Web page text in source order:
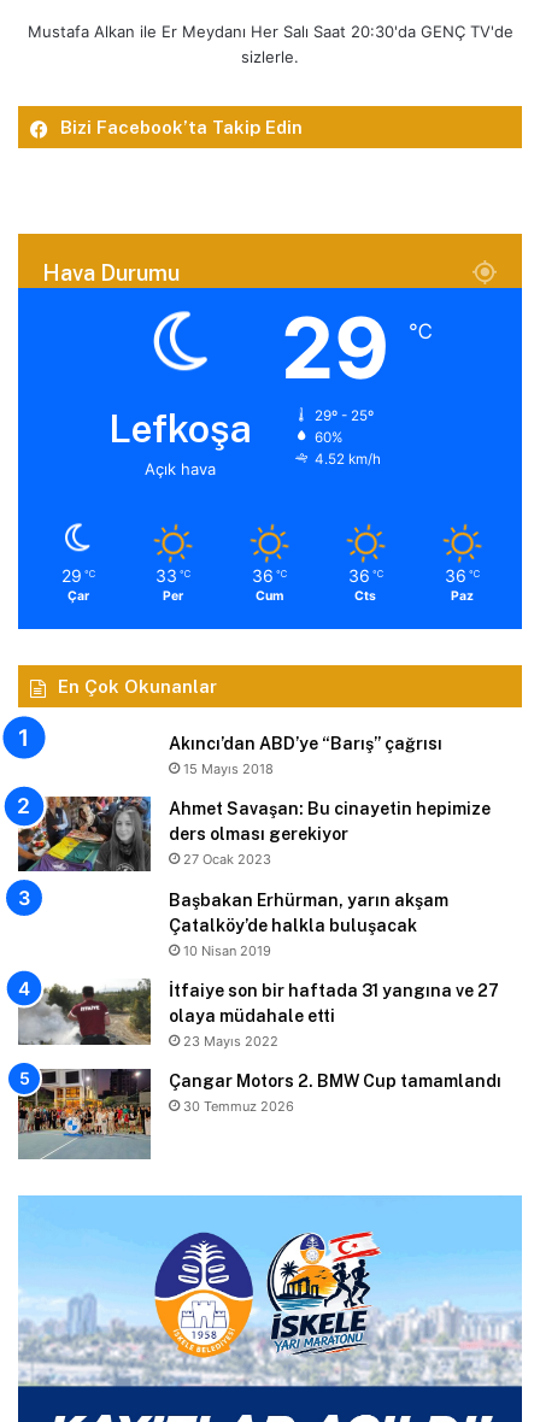
Mustafa Alkan ile Er Meydanı Her Salı Saat 20:30'da GENÇ TV'de
sizlerle.
Bizi Facebook’ta Takip Edin
Hava Durumu
Lefkoşa
Açık hava
29 ℃
29º - 25º
60%
4.52 km/h
29 ℃
Çar
33 ℃
Per
36 ℃
Cum
36 ℃
Cts
36 ℃
Paz
En Çok Okunanlar
Akıncı’dan ABD’ye “Barış” çağrısı
15 Mayıs 2018
Ahmet Savaşan: Bu cinayetin hepimize
ders olması gerekiyor
27 Ocak 2023
Başbakan Erhürman, yarın akşam
Çatalköy’de halkla buluşacak
10 Nisan 2019
İtfaiye son bir haftada 31 yangına ve 27
olaya müdahale etti
23 Mayıs 2022
Çangar Motors 2. BMW Cup tamamlandı
30 Temmuz 2026